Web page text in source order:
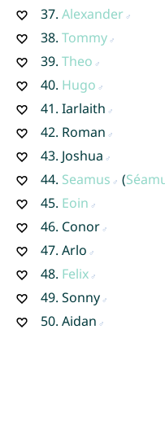
37. Alexander
38. Tommy
39. Theo
40. Hugo
41. Iarlaith
42. Roman
43. Joshua
44. Seamus (
45. Eoin
46. Conor
47. Arlo
48. Felix
49. Sonny
50. Aidan